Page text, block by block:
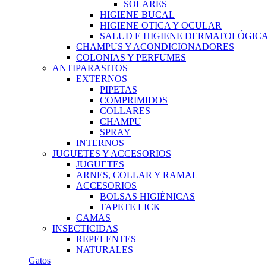
SOLARES
HIGIENE BUCAL
HIGIENE OTICA Y OCULAR
SALUD E HIGIENE DERMATOLÓGICA
CHAMPUS Y ACONDICIONADORES
COLONIAS Y PERFUMES
ANTIPARASITOS
EXTERNOS
PIPETAS
COMPRIMIDOS
COLLARES
CHAMPU
SPRAY
INTERNOS
JUGUETES Y ACCESORIOS
JUGUETES
ARNES, COLLAR Y RAMAL
ACCESORIOS
BOLSAS HIGIÉNICAS
TAPETE LICK
CAMAS
INSECTICIDAS
REPELENTES
NATURALES
Gatos